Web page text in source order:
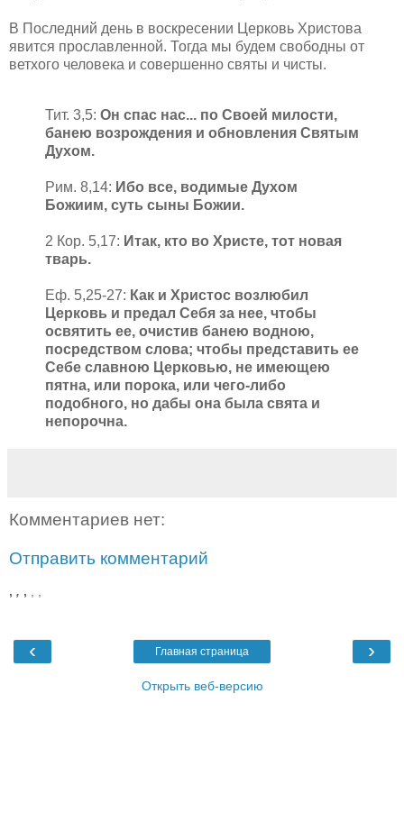
В Последний день в воскресении Церковь Христова
явится прославленной. Тогда мы будем свободны от
ветхого человека и совершенно святы и чисты.
Тит. 3,5: Он спас нас... по Своей милости,
банею возрождения и обновления Святым
Духом.
Рим. 8,14: Ибо все, водимые Духом
Божиим, суть сыны Божии.
2 Кор. 5,17: Итак, кто во Христе, тот новая
тварь.
Еф. 5,25-27: Как и Христос возлюбил
Церковь и предал Себя за нее, чтобы
освятить ее, очистив банею водною,
посредством слова; чтобы представить ее
Себе славною Церковью, не имеющею
пятна, или порока, или чего-либо
подобного, но дабы она была свята и
непорочна.
Комментариев нет:
Отправить комментарий
, , ,
‹ ›
Главная страница
Открыть веб-версию